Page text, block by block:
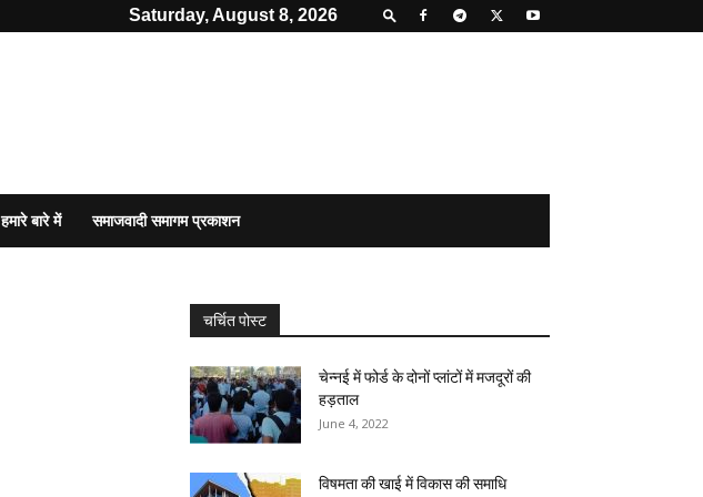
Saturday, August 8, 2026
हमारे बारे में समाजवादी समागम प्रकाशन
चर्चित पोस्ट
चेन्नई में फोर्ड के दोनों प्लांटों में मजदूरों की
हड़ताल
June 4, 2022
विषमता की खाई में विकास की समाधि